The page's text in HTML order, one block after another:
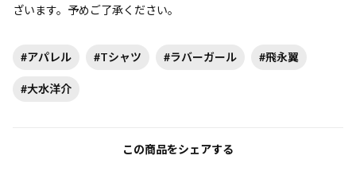
ざいます。予めご了承ください。
#アパレル #Tシャツ #ラバーガール #飛永翼
#大水洋介
この商品をシェアする